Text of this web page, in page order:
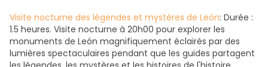
Visite nocturne des légendes et mystères de León: Durée :
1.5 heures. Visite nocturne à 20h00 pour explorer les
monuments de León magnifiquement éclairés par des
lumières spectaculaires pendant que les guides partagent